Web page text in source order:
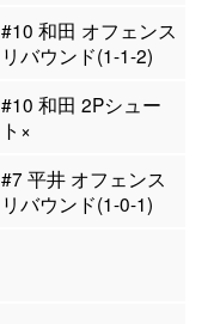
#10 和田 オフェンス
リバウンド(1-1-2)
#10 和田 2Pシュー
ト×
#7 平井 オフェンス
リバウンド(1-0-1)